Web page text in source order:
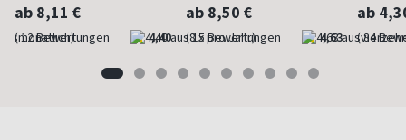
ab 8,11 €
(monatlich) 4,40
ab 8,50 €
(8 x pro Jahr) 4,63
ab